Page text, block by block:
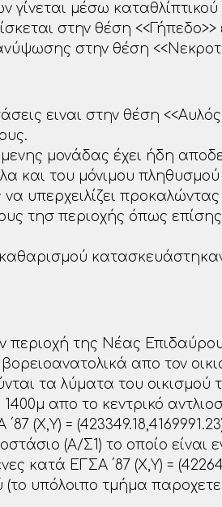
μέσω
στην θέση
στην θέση
ειναι στην θέση
μονάδας έχει ήδη
και του μόνιμου
να υπερχειλίζει
τησ περιοχής όπως
καθαρισμού
περιοχή της Νέας
απο τον
τα λύματα του
απο το κεντρικό
(Χ,Υ) =
(Α/Σ1) το οποίο
κατά ΕΓΣΑ ΄87 (Χ,Υ) =
(το υπόλοιπο τμήμα